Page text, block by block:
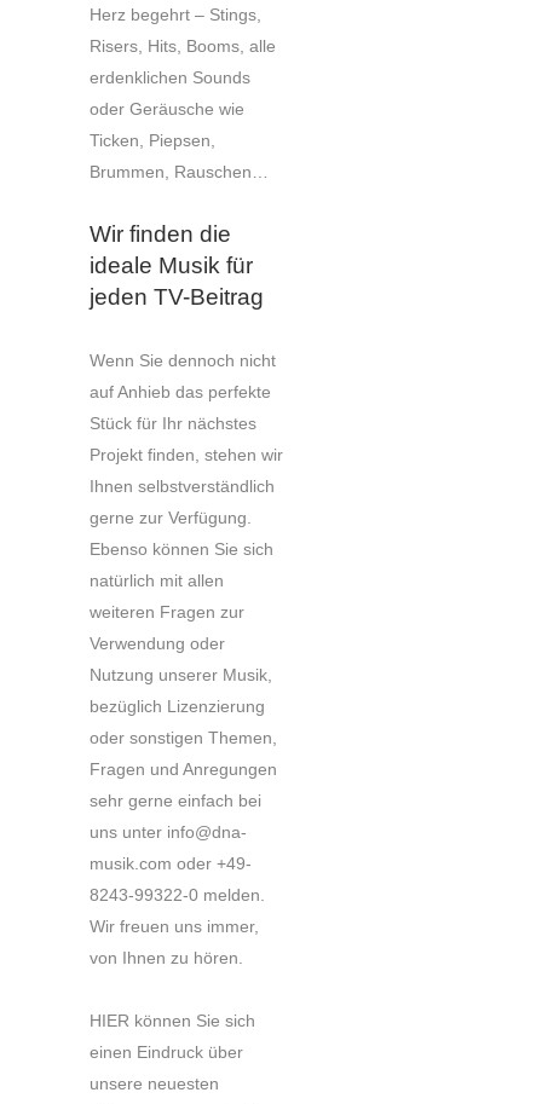
Herz begehrt – Stings,
Risers, Hits, Booms, alle
erdenklichen Sounds
oder Geräusche wie
Ticken, Piepsen,
Brummen, Rauschen…
Wir finden die
ideale Musik für
jeden TV-Beitrag
Wenn Sie dennoch nicht
auf Anhieb das perfekte
Stück für Ihr nächstes
Projekt finden, stehen wir
Ihnen selbstverständlich
gerne zur Verfügung.
Ebenso können Sie sich
natürlich mit allen
weiteren Fragen zur
Verwendung oder
Nutzung unserer Musik,
bezüglich Lizenzierung
oder sonstigen Themen,
Fragen und Anregungen
sehr gerne einfach bei
uns unter info@dna-
musik.com oder +49-
8243-99322-0 melden.
Wir freuen uns immer,
von Ihnen zu hören.
HIER können Sie sich
einen Eindruck über
unsere neuesten